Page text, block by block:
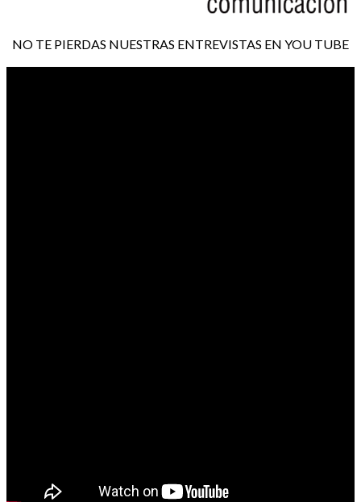
NO TE PIERDAS NUESTRAS ENTREVISTAS EN YOU TUBE